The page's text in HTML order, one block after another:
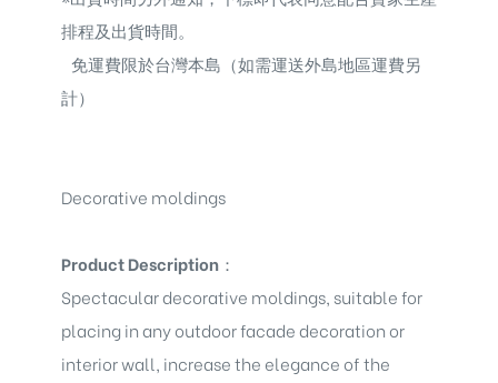
排程及出貨時間。
免運費限於台灣本島（如需運送外島地區運費另
計）
Decorative moldings
Product Description ：
Spectacular decorative moldings, suitable for
placing in any outdoor facade decoration or
interior wall, increase the elegance of the